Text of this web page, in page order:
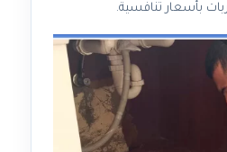
بأسعار تنافسية.